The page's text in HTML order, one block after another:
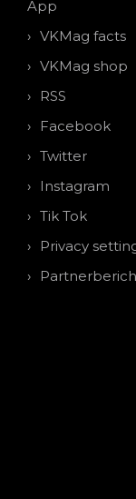
App
VKMag facts
VKMag shop
RSS
Facebook
Twitter
Instagram
Tik Tok
Privacy